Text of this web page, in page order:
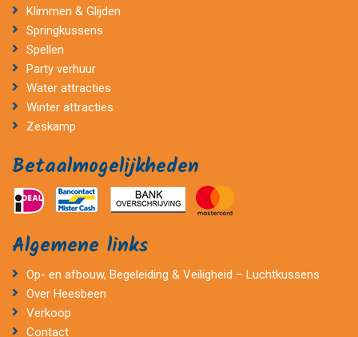
Klimmen & Glijden
Springkussens
Spellen
Party verhuur
Water attracties
Winter attracties
Zeskamp
Betaalmogelijkheden
Algemene links
Op- en afbouw, Begeleiding & Veiligheid – Luchtkussens
Over Heesbeen
Verkoop
Contact